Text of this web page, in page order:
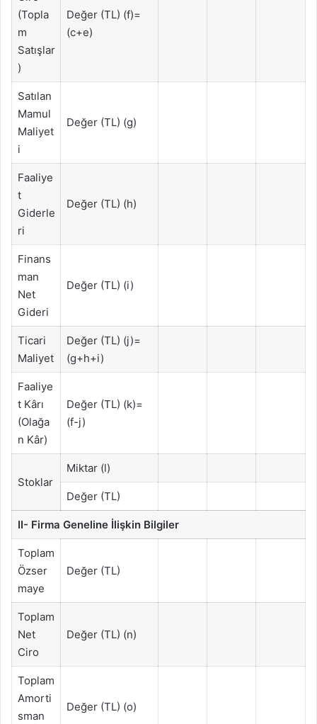
(Topla
m
Satışlar
)
Değer (TL) (f)=
(c+e)
Satılan
Mamul
Maliyet
i
Değer (TL) (g)
Faaliye
t
Giderle
ri
Değer (TL) (h)
Finans
man
Net
Gideri
Değer (TL) (i)
Ticari
Maliyet
Değer (TL) (j)=
(g+h+i)
Faaliye
t Kârı
(Olağa
n Kâr)
Değer (TL) (k)=
(f-j)
Stoklar
Miktar (l)
Değer (TL)
II- Firma Geneline İlişkin Bilgiler
Toplam
Özser
maye
Değer (TL)
Toplam
Net
Ciro
Değer (TL) (n)
Toplam
Amorti
sman
Değer (TL) (o)